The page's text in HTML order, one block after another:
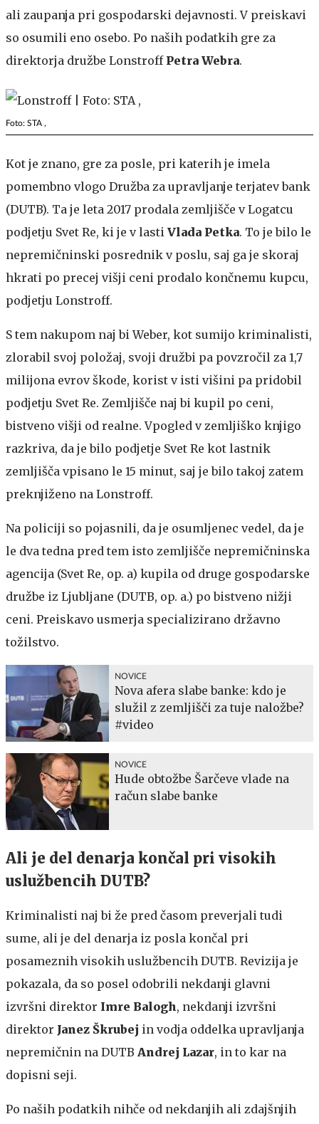
ali zaupanja pri gospodarski dejavnosti. V preiskavi
so osumili eno osebo. Po naših podatkih gre za
direktorja družbe Lonstroff Petra Webra.
Foto: STA ,
Kot je znano, gre za posle, pri katerih je imela
pomembno vlogo Družba za upravljanje terjatev bank
(DUTB). Ta je leta 2017 prodala zemljišče v Logatcu
podjetju Svet Re, ki je v lasti Vlada Petka. To je bilo le
nepremičninski posrednik v poslu, saj ga je skoraj
hkrati po precej višji ceni prodalo končnemu kupcu,
podjetju Lonstroff.
S tem nakupom naj bi Weber, kot sumijo kriminalisti,
zlorabil svoj položaj, svoji družbi pa povzročil za 1,7
milijona evrov škode, korist v isti višini pa pridobil
podjetju Svet Re. Zemljišče naj bi kupil po ceni,
bistveno višji od realne. Vpogled v zemljiško knjigo
razkriva, da je bilo podjetje Svet Re kot lastnik
zemljišča vpisano le 15 minut, saj je bilo takoj zatem
preknjiženo na Lonstroff.
Na policiji so pojasnili, da je osumljenec vedel, da je
le dva tedna pred tem isto zemljišče nepremičninska
agencija (Svet Re, op. a) kupila od druge gospodarske
družbe iz Ljubljane (DUTB, op. a.) po bistveno nižji
ceni. Preiskavo usmerja specializirano državno
tožilstvo.
NOVICE
Nova afera slabe banke: kdo je
služil z zemljišči za tuje naložbe?
#video
NOVICE
Hude obtožbe Šarčeve vlade na
račun slabe banke
Ali je del denarja končal pri visokih
uslužbencih DUTB?
Kriminalisti naj bi že pred časom preverjali tudi
sume, ali je del denarja iz posla končal pri
posameznih visokih uslužbencih DUTB. Revizija je
pokazala, da so posel odobrili nekdanji glavni
izvršni direktor Imre Balogh, nekdanji izvršni
direktor Janez Škrubej in vodja oddelka upravljanja
nepremičnin na DUTB Andrej Lazar, in to kar na
dopisni seji.
Po naših podatkih nihče od nekdanjih ali zdajšnjih